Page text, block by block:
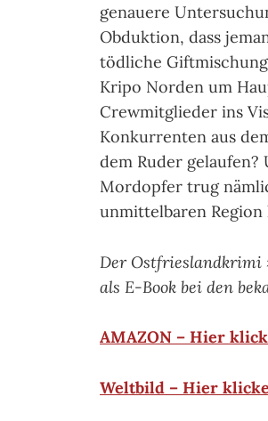
genauere
Obduktion, dass
tödliche
Kripo Norden um
Crewmitglieder ins
Konkurrenten aus
dem Ruder
Mordopfer trug
unmittelbaren
Der Ostfrieslandkrimi
als E-Book bei den
AMAZON – Hier
Weltbild – Hier